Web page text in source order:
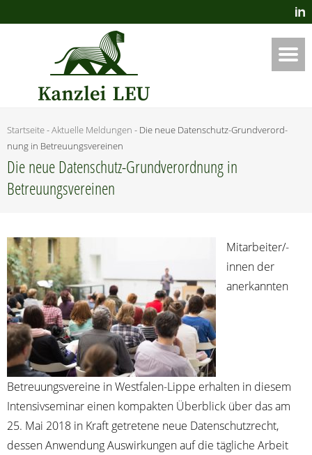
Startseite-Aktuelle Meldungen - Die neue Daten­schutz-Grund­ver­ord­
nung in Betreuungsvereinen
Die neue Daten­schutz-Grund­ver­ord­nung in
Betreuungsvereinen
Mit­ar­bei­ter/-
innen der
aner­kann­ten
Betreu­ungs­ver­ei­ne in West­fa­len-Lip­pe erhal­ten in die­sem
Inten­siv­se­mi­nar einen kom­pak­ten Über­blick über das am
25. Mai 2018 in Kraft getre­te­ne neue Daten­schutz­recht,
des­sen Anwen­dung Aus­wir­kun­gen auf die täg­li­che Arbeit